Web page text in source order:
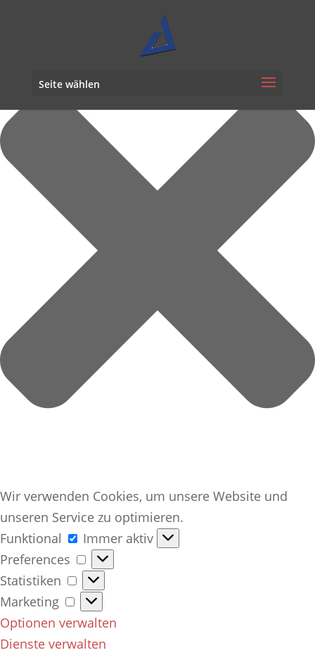
Cookie-Zustimmung verwalten
Wir verwenden Cookies, um unsere Website und
unseren Service zu optimieren.
Funktional
Funktional
Immer aktiv
Preferences
Preferences
Statistiken
Statistiken
Marketing
Marketing
Optionen verwalten
Dienste verwalten
Seite wählen